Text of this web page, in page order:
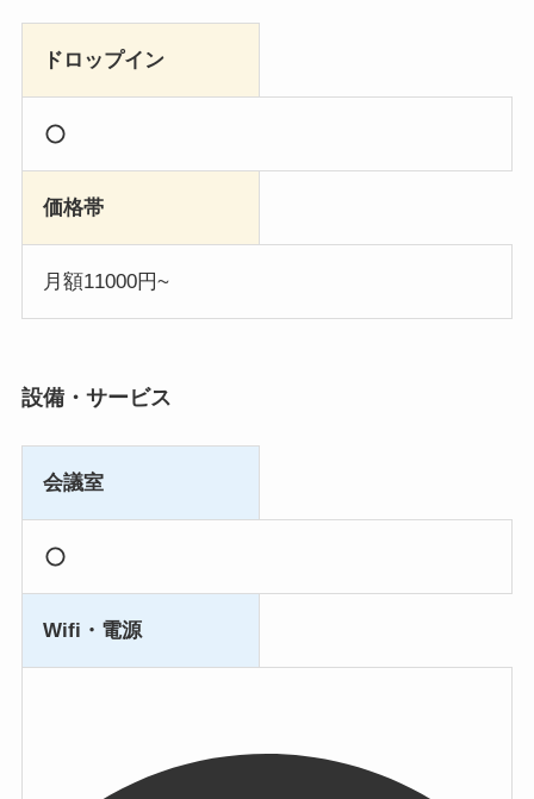
ドロップイン
価格帯
月額11000円~
設備・サービス
会議室
Wifi・電源